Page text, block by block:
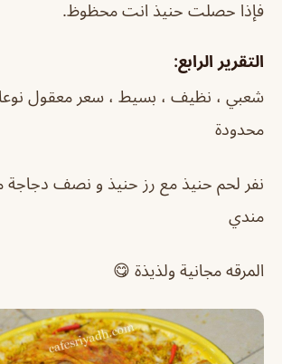
فإذا حصلت حنيذ انت محظوظ.
التقرير الرابع:
شعبي ، نظيف ، بسيط ، سعر معقول
محدودة
نفر لحم حنيذ مع رز حنيذ و نصف دجاجة
مندي
المرقه مجانية ولذيذة 😋